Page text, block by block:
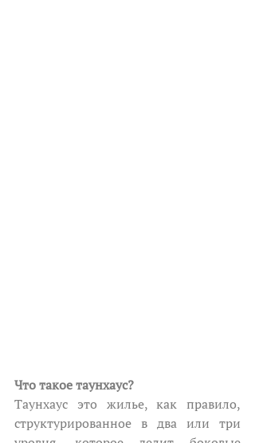
Что такое таунхаус?
Таунхаус это жилье, как правило,
структурированное в два или три